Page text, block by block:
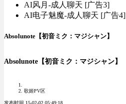
AI风月-成人聊天 [广告3]
AI电子魅魔-成人聊天 [广告4]
Absolunote【初音ミク：マジシャン】
Absolunote【初音ミク：マジシャン】
歌姬PV区